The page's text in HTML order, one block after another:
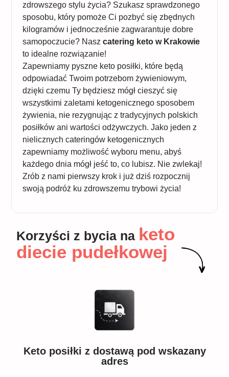
zdrowszego stylu życia? Szukasz sprawdzonego
sposobu, który pomoże Ci pozbyć się zbędnych
kilogramów i jednocześnie zagwarantuje dobre
samopoczucie? Nasz catering keto w Krakowie
to idealne rozwiązanie!
Zapewniamy pyszne keto posiłki, które będą
odpowiadać Twoim potrzebom żywieniowym,
dzięki czemu Ty będziesz mógł cieszyć się
wszystkimi zaletami ketogenicznego sposobem
żywienia, nie rezygnując z tradycyjnych polskich
posiłków ani wartości odżywczych. Jako jeden z
nielicznych cateringów ketogenicznych
zapewniamy możliwość wyboru menu, abyś
każdego dnia mógł jeść to, co lubisz. Nie zwlekaj!
Zrób z nami pierwszy krok i już dziś rozpocznij
swoją podróż ku zdrowszemu trybowi życia!
Korzyści z bycia na keto
diecie pudełkowej
Keto posiłki z dostawą pod wskazany
adres